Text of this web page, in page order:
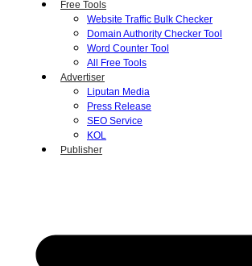
Free Tools
Website Traffic Bulk Checker
Domain Authority Checker Tool
Word Counter Tool
All Free Tools
Advertiser
Liputan Media
Press Release
SEO Service
KOL
Publisher